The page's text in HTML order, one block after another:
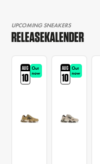
UPCOMING SNEAKERS
RELEASEKALENDER
AUG
10
Out
now
AUG
10
Out
now